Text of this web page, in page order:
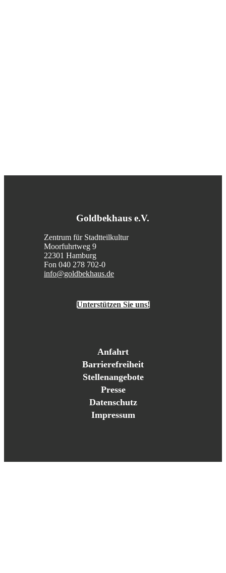
Goldbekhaus e.V.
Zentrum für Stadtteilkultur
Moorfuhrtweg 9
22301 Hamburg
Fon 040 278 702-0
info@goldbekhaus.de
Unterstützen Sie uns!
Anfahrt
Barrierefreiheit
Stellenangebote
Presse
Datenschutz
Impressum